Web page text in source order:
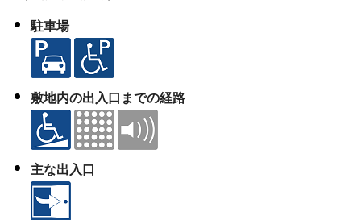
駐車場
敷地内の出入口までの経路
主な出入口